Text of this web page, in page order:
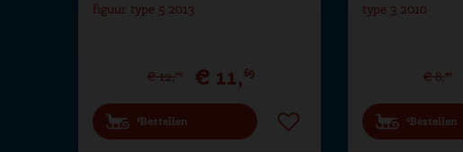
figuur type 5 2013
€ 12,99 € 11,69
Bestellen
type 3 2010
€ 8,49
Bestellen